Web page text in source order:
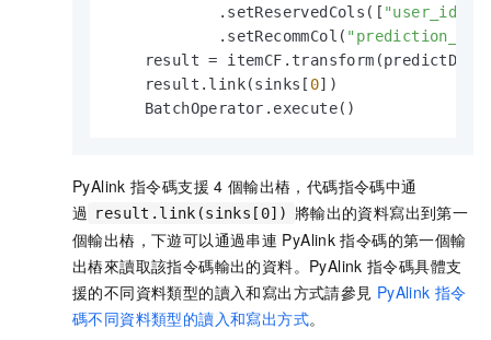
            .setReservedCols([
"user_id"
            .setRecommCol(
result =
    result.link(sinks[
0])
    BatchOperator.execute()
PyAlink 指令碼支援 4 個輸出樁，代碼指令碼中通
過 result.link(sinks[0]) 將輸出的資料寫出到第一
個輸出樁，下遊可以通過串連 PyAlink 指令碼的第一個輸
出樁來讀取該指令碼輸出的資料。PyAlink 指令碼具體支
援的不同資料類型的讀入和寫出方式請參見 PyAlink 指令
碼不同資料類型的讀入和寫出方式。